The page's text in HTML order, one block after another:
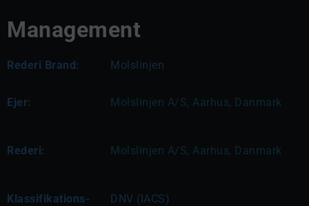
Management
Rederi Brand: Molslinjen
Ejer: Molslinjen A/S, Aarhus, Danmark
Rederi: Molslinjen A/S, Aarhus, Danmark
Klassifikations-
DNV (IACS)